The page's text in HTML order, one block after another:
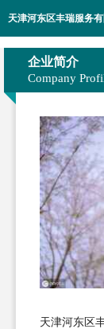
天津河东区丰瑞服务有
企业简介
Company
天津河东区